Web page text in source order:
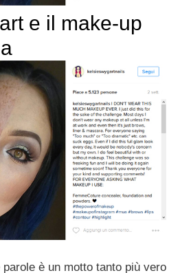
e il make-up
parole è un motto tanto più vero